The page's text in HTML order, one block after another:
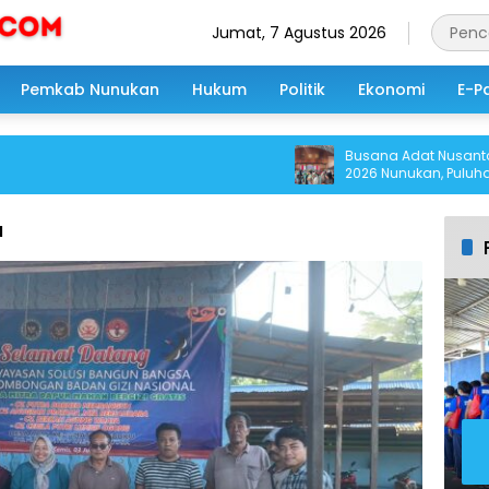
Jumat, 7 Agustus 2026
Pemkab Nunukan Hukum Politik Ekonomi E-
Busana Adat Nusantara
2026 Nunukan, Puluhan
Berani Tampil di Panggung